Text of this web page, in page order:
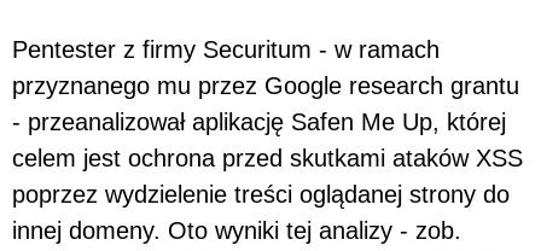
Pentester z firmy Securitum - w ramach
przyznanego mu przez Google research grantu
- przeanalizował aplikację Safen Me Up, której
celem jest ochrona przed skutkami ataków XSS
poprzez wydzielenie treści oglądanej strony do
innej domeny. Oto wyniki tej analizy - zob.